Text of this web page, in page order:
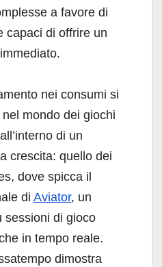
a favore di
capaci di offrire un
nei consumi si
mondo dei giochi
di un
crescita: quello dei
dove spicca il
di Aviator, un
sessioni di gioco
in tempo reale.
dimostra